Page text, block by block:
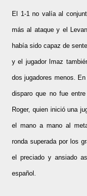
El 1-1 no valía al
más al ataque y el
había sido capaz de
y el jugador Imaz
dos jugadores menos.
disparo que no fue
Roger, quien inició una
el mano a mano al
ronda superada por los
el preciado y ansiado
español.